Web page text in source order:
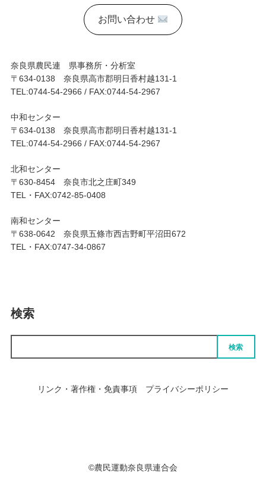
お問い合わせ
奈良県農民連 県事務所・分析室
〒634-0138 奈良県高市郡明日香村越131-1
TEL:0744-54-2966 / FAX:0744-54-2967
中和センター
〒634-0138 奈良県高市郡明日香村越131-1
TEL:0744-54-2966 / FAX:0744-54-2967
北和センター
〒630-8454 奈良市北之庄町349
TEL・FAX:0742-85-0408
南和センター
〒638-0642 奈良県五條市西吉野町平沼田672
TEL・FAX:0747-34-0867
検索
検索
リンク・著作権・免責事項 プライバシーポリシー